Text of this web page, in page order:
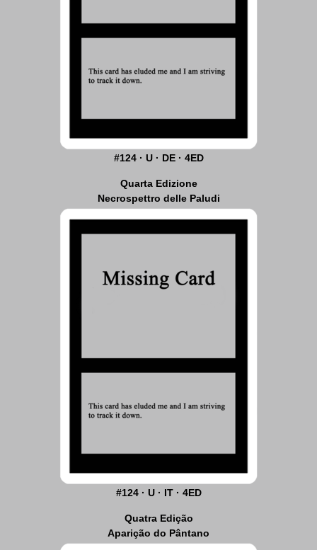
#124 · U · DE · 4ED
Quarta Edizione
Necrospettro delle Paludi
#124 · U · IT · 4ED
Quatra Edição
Aparição do Pântano